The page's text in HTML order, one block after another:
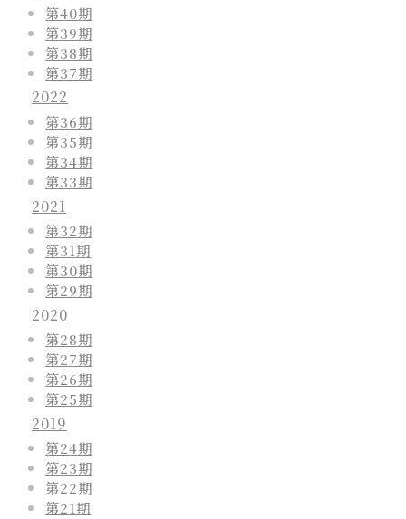
第40期
第39期
第38期
第37期
2022
第36期
第35期
第34期
第33期
2021
第32期
第31期
第30期
第29期
2020
第28期
第27期
第26期
第25期
2019
第24期
第23期
第22期
第21期